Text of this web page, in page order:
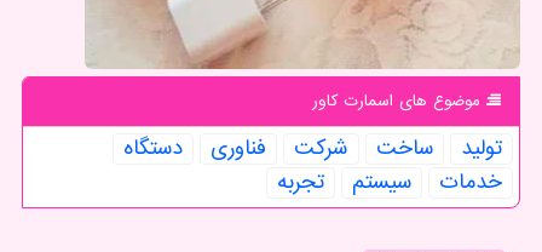
موضوع های اسمارت كاور
تولید ساخت شركت فناوری
دستگاه
خدمات
سیستم تجربه